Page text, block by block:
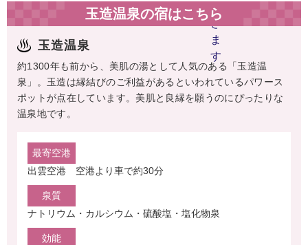
玉造温泉の宿はこちら
玉造温泉
約1300年も前から、美肌の湯として人気のある「玉造温
泉」。玉造は縁結びのご利益があるといわれているパワース
ポットが点在しています。美肌と良縁を願うのにぴったりな
温泉地です。
最寄空港
出雲空港 空港より車で約30分
泉質
ナトリウム・カルシウム・硫酸塩・塩化物泉
効能